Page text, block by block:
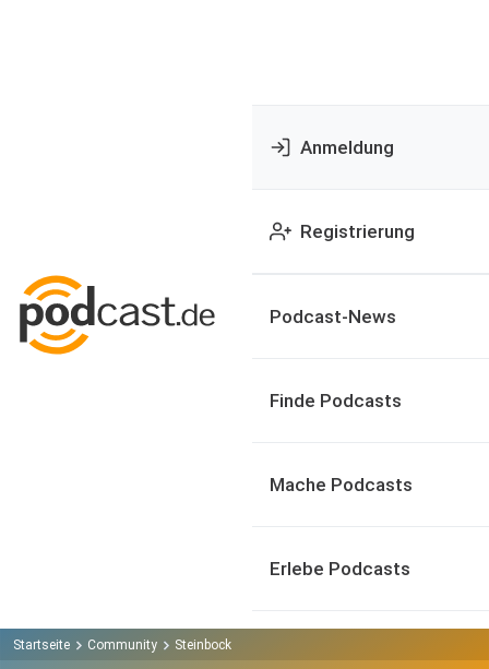
Anmeldung
Registrierung
Podcast-News
Finde Podcasts
Mache Podcasts
Erlebe Podcasts
Startseite Community Steinbock